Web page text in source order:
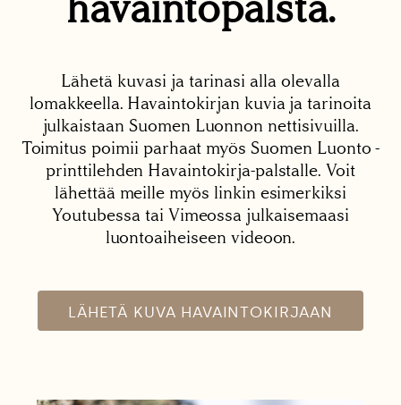
Lähetä kuvasi ja tarinasi alla olevalla
lomakkeella. Havaintokirjan kuvia ja tarinoita
julkaistaan Suomen Luonnon nettisivuilla.
Toimitus poimii parhaat myös Suomen Luonto -
printtilehden Havaintokirja-palstalle. Voit
lähettää meille myös linkin esimerkiksi
Youtubessa tai Vimeossa julkaisemaasi
luontoaiheiseen videoon.
LÄHETÄ KUVA HAVAINTOKIRJAAN